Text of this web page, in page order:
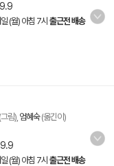
9.9
(월) 아침 7시 출근전 배송
(그림), 엄혜숙(옮긴이)
9.9
(월) 아침 7시 출근전 배송